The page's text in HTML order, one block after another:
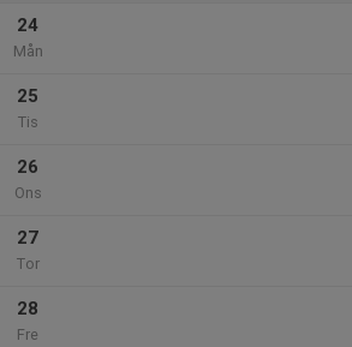
24
Mån
25
Tis
26
Ons
27
Tor
28
Fre